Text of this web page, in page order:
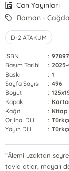
Can Yayınları
Roman -
D-2 ATAKUM
ISBN :
Basım Tarihi
:
Baskı
: 1
Sayfa Sayısı
: 496
Boyut
:
Kapak
:
Kağıt
: Kitap
Orjinal Dili
:
Yayın Dili
:
“Âlemi uzaktan
tavla atlar, mayalı